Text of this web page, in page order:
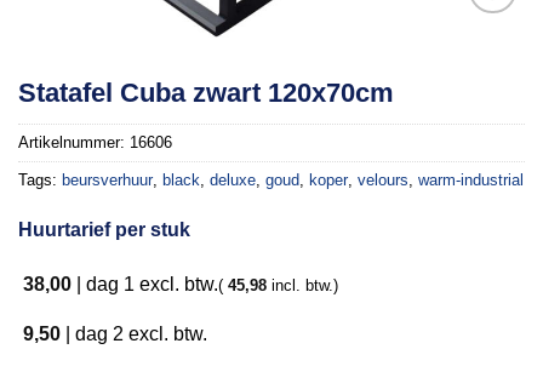
verlanglijst
Statafel Cuba zwart 120x70cm
Artikelnummer: 16606
Tags: beursverhuur, black deluxe goud koper, velours warm-industrial
Huurtarief per stuk
38,00 dag 1 excl. btw.( 45,98 incl. btw.)
9,50 dag 2 excl. btw.